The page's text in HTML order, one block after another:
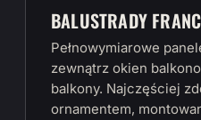
BALUSTRADY
Pełnowymiarowe
zewnątrz okien
balkony. Najczęściej
ornamentem,